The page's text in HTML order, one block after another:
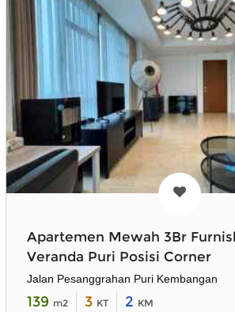
Apartemen Mewah 3Br
Veranda Puri Posisi Corner
Jalan Pesanggrahan Puri Kembangan
139 m2 3 KT 2 KM